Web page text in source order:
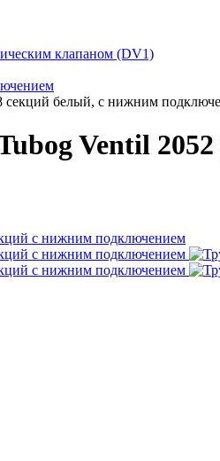
клапаном (DV1)
секций белый, с нижним
Ventil